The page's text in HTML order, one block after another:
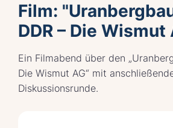
Film:
DDR – Die Wismut
Ein Filmabend über den
Die Wismut AG“ mit
Diskussionsrunde.